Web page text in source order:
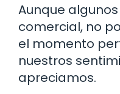
Aunque
comercial, no
el momento
nuestros
apreciamos.